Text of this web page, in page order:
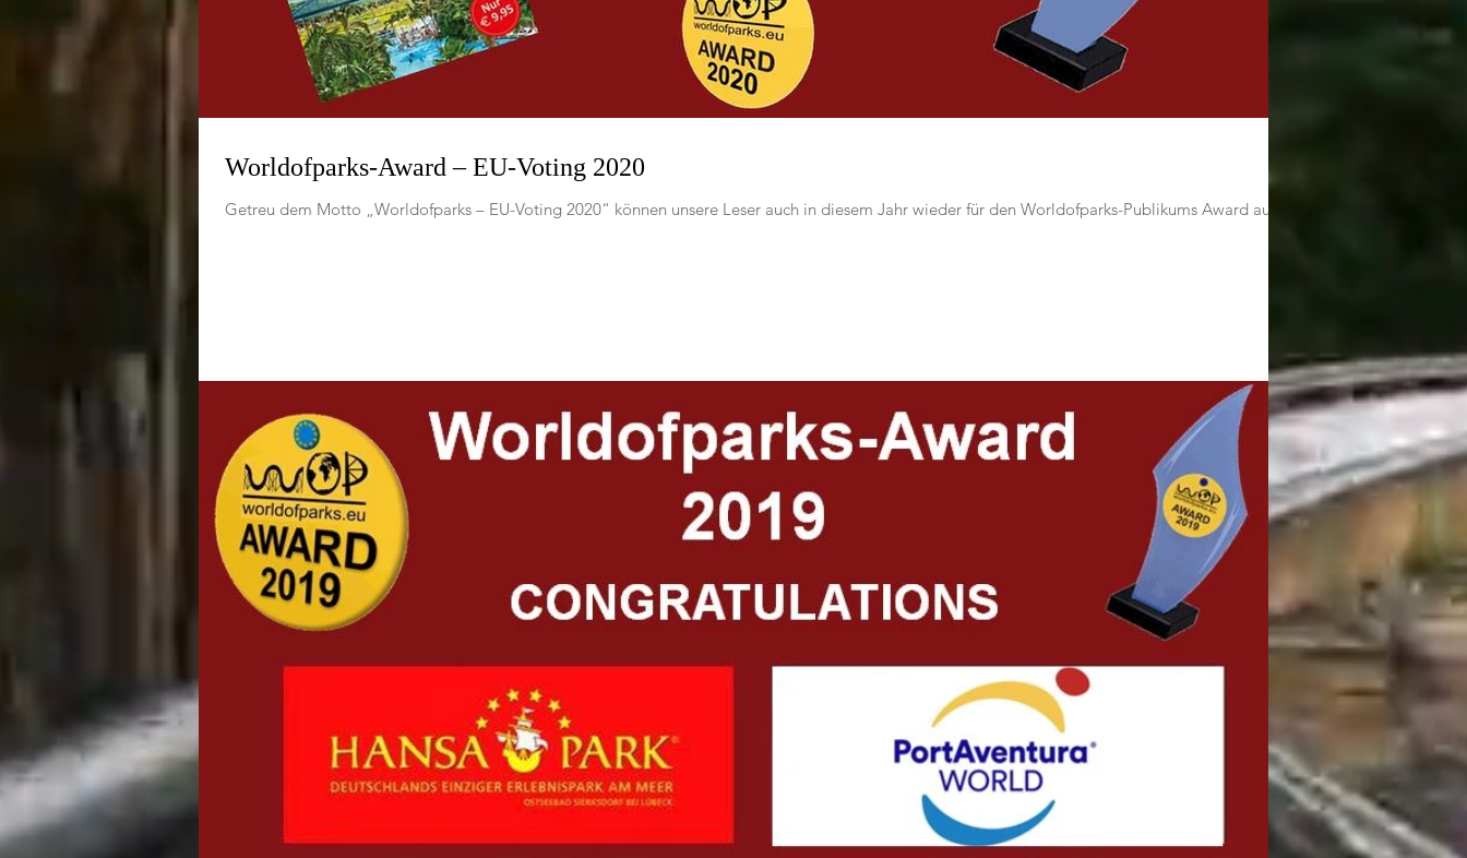
Worldofparks-Award – EU-Voting 2020
Getreu dem Motto „Worldofparks – EU-Voting 2020“ können unsere Leser auch in diesem Jahr wieder für den Worldofparks-Publikums Award auf...